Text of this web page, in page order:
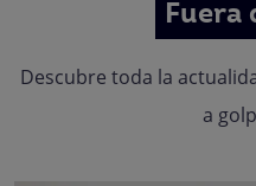
Fuera
Descubre toda la
a